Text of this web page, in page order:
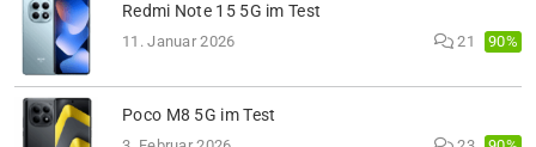
Redmi Note 15 5G im Test
11. Januar 2026 21 90%
Poco M8 5G im Test